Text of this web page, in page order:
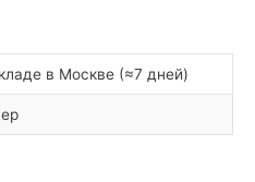
в Москве (≈7 дней)